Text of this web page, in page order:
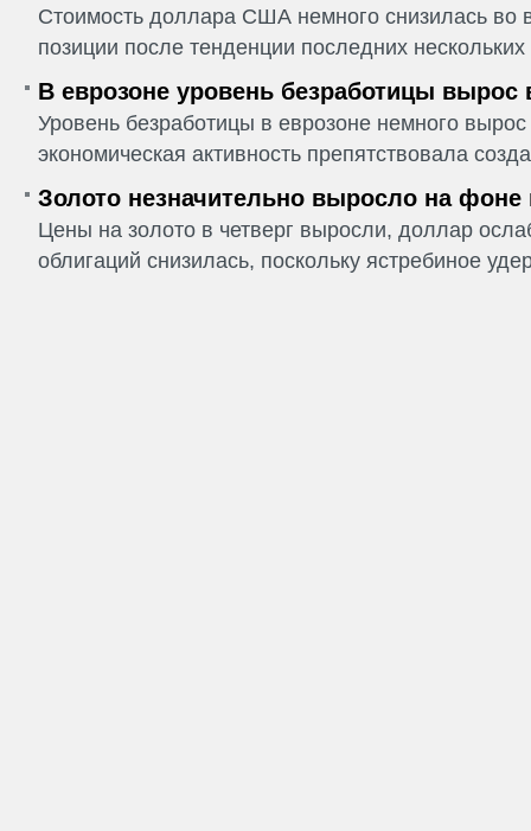
Стоимость доллара США немного снизилась во
позиции после тенденции последних
В еврозоне уровень безработицы вырос
Уровень безработицы в еврозоне немного
экономическая активность препятствовала
Золото незначительно выросло на фоне
Цены на золото в четверг выросли, доллар
облигаций снизилась, поскольку ястребиное